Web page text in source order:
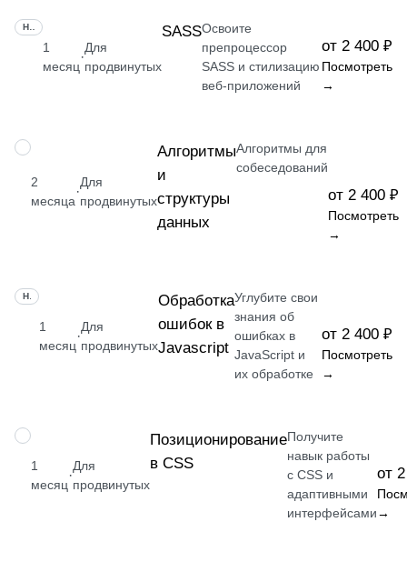
1
месяц
·
Для
продвинутых
SASSОсвоите
препроцессор
SASS и стилизацию
веб-приложений
от 2 400 ₽
Посмотреть
→
НАВЫК
2
месяца
·
Для
продвинутых
Алгоритмы
и
структуры
данных
Алгоритмы для
собеседований
от 2 400 ₽
Посмотреть
→
НАВЫК
1
месяц
·
Для
продвинутых
Обработка
ошибок в
Javascript
Углубите свои
знания об
ошибках в
JavaScript и
их обработке
от 2 400 ₽
Посмотреть
→
НАВЫК
1
месяц
·
Для
продвинутых
Позиционирование
в CSS
Получите
навык работы
с CSS и
адаптивными
интерфейсами
от
→